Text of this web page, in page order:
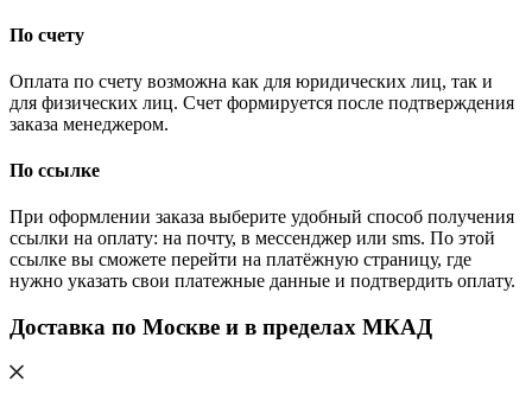
По счету
Оплата по счету возможна как для юридических лиц, так и
для физических лиц. Счет формируется после подтверждения
заказа менеджером.
По ссылке
При оформлении заказа выберите удобный способ получения
ссылки на оплату: на почту, в мессенджер или sms. По этой
ссылке вы сможете перейти на платёжную страницу, где
нужно указать свои платежные данные и подтвердить оплату.
Доставка по Москве и в пределах МКАД